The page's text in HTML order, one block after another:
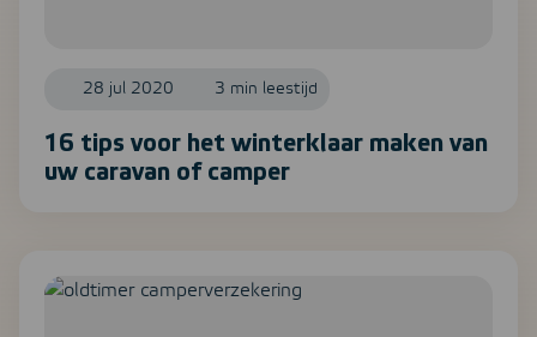
28 jul 2020 3 min leestijd
16 tips voor het winterklaar maken van
uw caravan of camper